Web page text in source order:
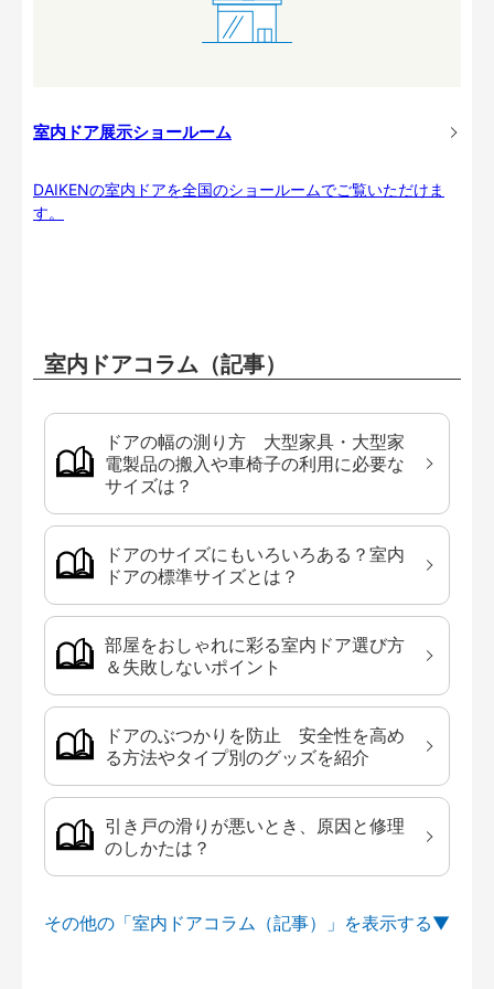
室内ドア展示ショールーム
DAIKENの室内ドアを全国のショールームでご覧いただけま
す。
室内ドアコラム（記事）
ドアの幅の測り方 大型家具・大型家
電製品の搬入や車椅子の利用に必要な
サイズは？
ドアのサイズにもいろいろある？室内
ドアの標準サイズとは？
部屋をおしゃれに彩る室内ドア選び方
＆失敗しないポイント
ドアのぶつかりを防止 安全性を高め
る方法やタイプ別のグッズを紹介
引き戸の滑りが悪いとき、原因と修理
のしかたは？
その他の「室内ドアコラム（記事）」を